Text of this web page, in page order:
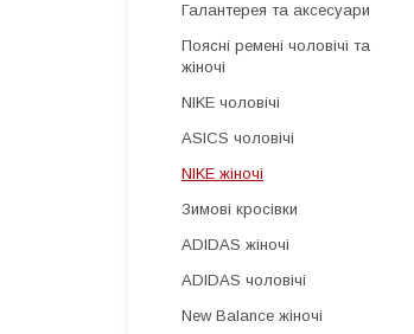
Галантерея та аксесуари
Поясні ремені чоловічі та
жіночі
NIKE чоловічі
ASICS чоловічі
NIKE жіночі
Зимові кросівки
ADIDAS жіночі
ADIDAS чоловічі
New Balance жіночі